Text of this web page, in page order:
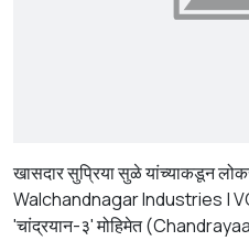
खासदार सुप्रिया सुळे यांच्याकडून
Walchandnagar Industries |
'चांद्रयान-३' मोहिमेत